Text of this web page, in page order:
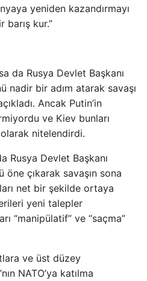
yeniden kazandırmayı
barış kur.”
da Rusya Devlet Başkanı
nadir bir adım atarak savaşı
Ancak Putin’in
ve Kiev bunları
olarak nitelendirdi.
Rusya Devlet Başkanı
çıkarak savaşın sona
net bir şekilde ortaya
yeni talepler
“manipülatif” ve “saçma”
ve üst düzey
NATO’ya katılma